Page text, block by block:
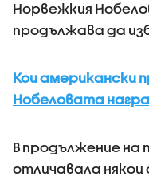
Норвежкия
продължава да
Кои американски
Нобеловата
В продължение на
отличавала